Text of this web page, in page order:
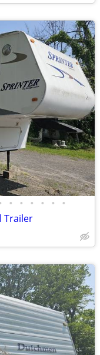
• • • • • •
Trailer